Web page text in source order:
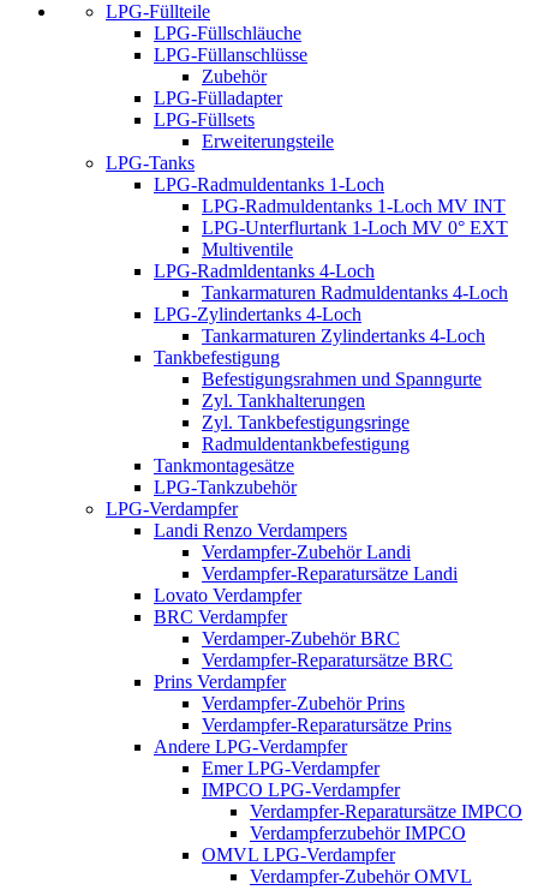
LPG-Füllteile
LPG-Füllschläuche
LPG-Füllanschlüsse
Zubehör
LPG-Fülladapter
LPG-Füllsets
Erweiterungsteile
LPG-Tanks
LPG-Radmuldentanks 1-Loch
LPG-Radmuldentanks 1-Loch MV INT
LPG-Unterflurtank 1-Loch MV 0° EXT
Multiventile
LPG-Radmldentanks 4-Loch
Tankarmaturen Radmuldentanks 4-Loch
LPG-Zylindertanks 4-Loch
Tankarmaturen Zylindertanks 4-Loch
Tankbefestigung
Befestigungsrahmen und Spanngurte
Zyl. Tankhalterungen
Zyl. Tankbefestigungsringe
Radmuldentankbefestigung
Tankmontagesätze
LPG-Tankzubehör
LPG-Verdampfer
Landi Renzo Verdampers
Verdampfer-Zubehör Landi
Verdampfer-Reparatursätze Landi
Lovato Verdampfer
BRC Verdampfer
Verdamper-Zubehör BRC
Verdampfer-Reparatursätze BRC
Prins Verdampfer
Verdampfer-Zubehör Prins
Verdampfer-Reparatursätze Prins
Andere LPG-Verdampfer
Emer LPG-Verdampfer
IMPCO LPG-Verdampfer
Verdampfer-Reparatursätze IMPCO
Verdampferzubehör IMPCO
OMVL LPG-Verdampfer
Verdampfer-Zubehör OMVL